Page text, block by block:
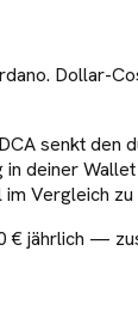
. Dollar-
senkt
deiner
Vergleich
€ jährlich